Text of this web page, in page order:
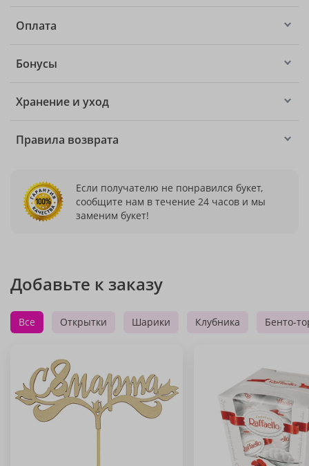
Оплата
Бонусы
Хранение и уход
Правила возврата
Если получателю не понравился букет,
сообщите нам в течение 24 часов и мы
заменим букет!
Добавьте к заказу
Все Открытки Шарики Клубника Бенто-